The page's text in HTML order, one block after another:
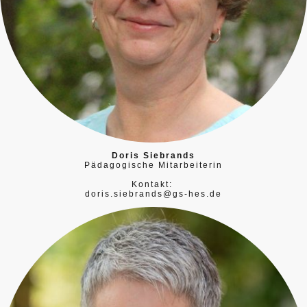
Doris Siebrands
Pädagogische Mitarbeiterin
Kontakt:
doris.siebrands@gs-hes.de